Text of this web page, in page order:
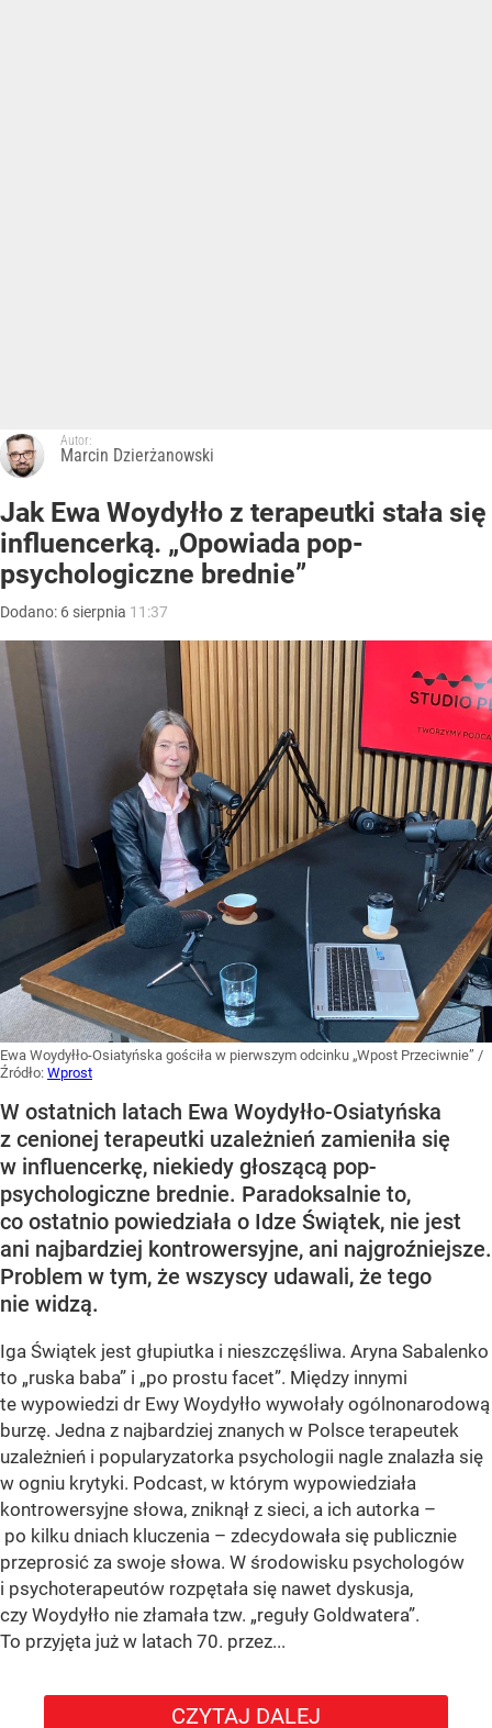
Autor:
Marcin Dzierżanowski
Jak Ewa Woydyłło z terapeutki stała się
influencerką. „Opowiada pop-
psychologiczne brednie”
Dodano: 6 sierpnia 11:37
Ewa Woydyłło-Osiatyńska gościła w pierwszym odcinku „Wpost Przeciwnie” /
Źródło: Wprost
W ostatnich latach Ewa Woydyłło-Osiatyńska
z cenionej terapeutki uzależnień zamieniła się
w influencerkę, niekiedy głoszącą pop-
psychologiczne brednie. Paradoksalnie to,
co ostatnio powiedziała o Idze Świątek, nie jest
ani najbardziej kontrowersyjne, ani najgroźniejsze.
Problem w tym, że wszyscy udawali, że tego
nie widzą.
Iga Świątek jest głupiutka i nieszczęśliwa. Aryna Sabalenko
to „ruska baba” i „po prostu facet”. Między innymi
te wypowiedzi dr Ewy Woydyłło wywołały ogólnonarodową
burzę. Jedna z najbardziej znanych w Polsce terapeutek
uzależnień i popularyzatorka psychologii nagle znalazła się
w ogniu krytyki. Podcast, w którym wypowiedziała
kontrowersyjne słowa, zniknął z sieci, a ich autorka –
po kilku dniach kluczenia – zdecydowała się publicznie
przeprosić za swoje słowa. W środowisku psychologów
i psychoterapeutów rozpętała się nawet dyskusja,
czy Woydyłło nie złamała tzw. „reguły Goldwatera”.
To przyjęta już w latach 70. przez...
CZYTAJ DALEJ